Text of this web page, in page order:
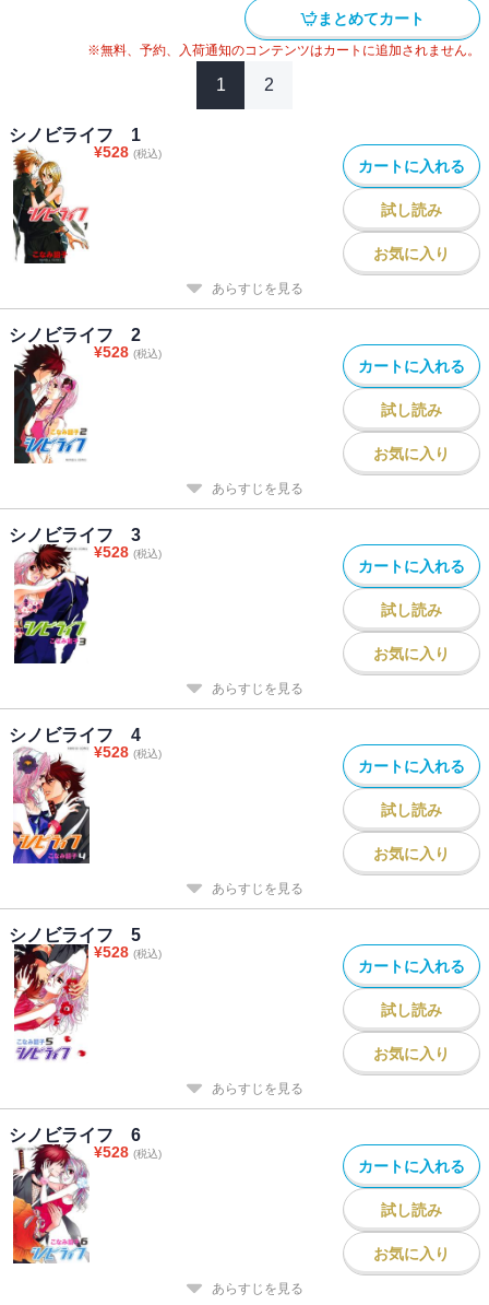
まとめてカート
※無料、予約、入荷通知のコンテンツはカートに追加されません。
1 2
シノビライフ 1
¥528 (税込)
カートに入れる
試し読み
お気に入り
あらすじを見る
シノビライフ 2
¥528 (税込)
カートに入れる
試し読み
お気に入り
あらすじを見る
シノビライフ 3
¥528 (税込)
カートに入れる
試し読み
お気に入り
あらすじを見る
シノビライフ 4
¥528 (税込)
カートに入れる
試し読み
お気に入り
あらすじを見る
シノビライフ 5
¥528 (税込)
カートに入れる
試し読み
お気に入り
あらすじを見る
シノビライフ 6
¥528 (税込)
カートに入れる
試し読み
お気に入り
あらすじを見る